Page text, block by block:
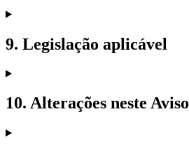
9. Legislação aplicável
10. Alterações neste Aviso